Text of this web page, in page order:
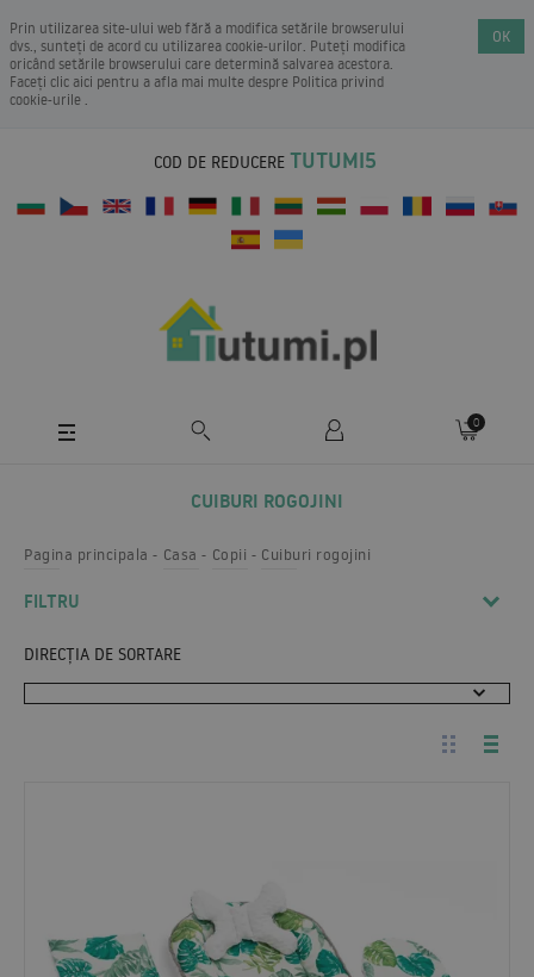
Prin utilizarea site-ului web fără a modifica setările browserului
dvs., sunteți de acord cu utilizarea cookie-urilor. Puteți modifica
oricând setările browserului care determină salvarea acestora.
Faceți clic aici pentru a afla mai multe despre Politica privind
cookie-urile .
OK
COD DE REDUCERE TUTUMI5
0
CUIBURI ROGOJINI
Pagina principala Casa Copii Cuiburi rogojini
FILTRU
DIRECȚIA DE SORTARE